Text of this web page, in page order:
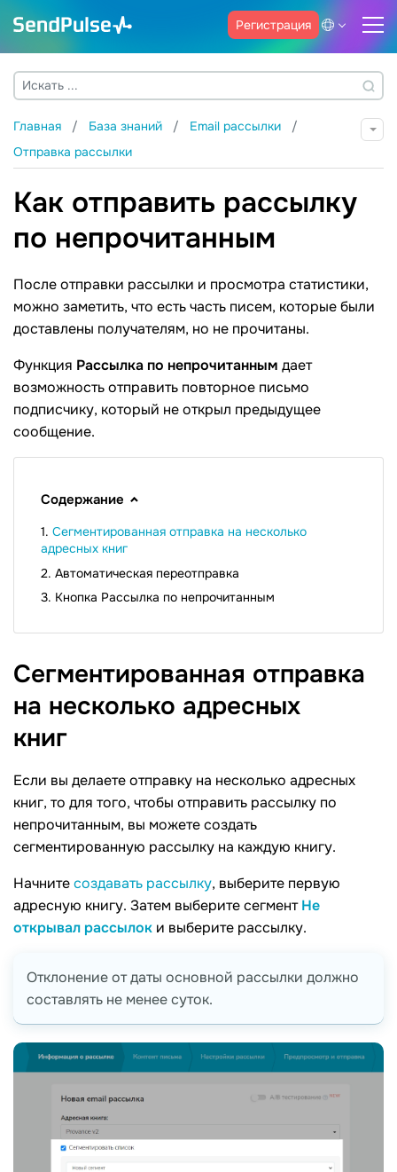
Регистрация
Главная База знаний
Email рассылки
Отправка рассылки
Как отправить рассылку
по непрочитанным
После отправки рассылки и просмотра статистики,
можно заметить, что есть часть писем, которые были
доставлены получателям, но не прочитаны.
Функция Рассылка по непрочитанным дает
возможность отправить повторное письмо
подписчику, который не открыл предыдущее
сообщение.
Содержание
Сегментированная отправка на несколько
адресных книг
Автоматическая переотправка
Кнопка Рассылка по непрочитанным
Сегментированная отправка
на несколько адресных
книг
Если вы делаете отправку на несколько адресных
книг, то для того, чтобы отправить рассылку по
непрочитанным, вы можете создать
сегментированную рассылку на каждую книгу.
Начнитесоздавать рассылку, выберите первую
адресную книгу. Затем выберите сегментНе
открывал рассылок и выберите рассылку.
Отклонение от даты основной рассылки должно
составлять не менее суток.